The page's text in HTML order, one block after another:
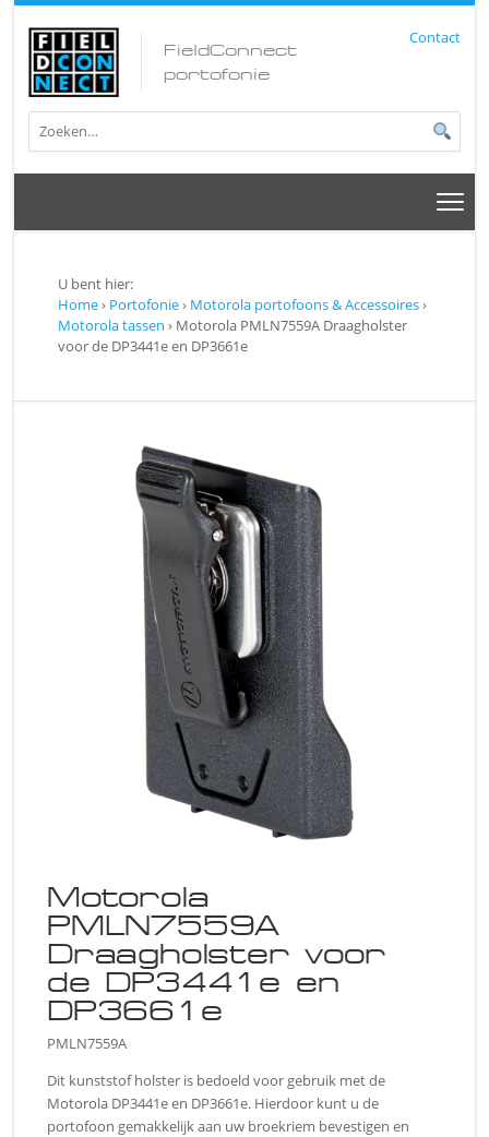
FieldConnect
portofonie
Contact
U bent hier:
Home› Portofonie› Motorola portofoons & Accessoires›
Motorola tassen › Motorola PMLN7559A Draagholster
voor de DP3441e en DP3661e
Motorola
PMLN7559A
Draagholster voor
de DP3441e en
DP3661e
PMLN7559A
Dit kunststof holster is bedoeld voor gebruik met de
Motorola DP3441e en DP3661e. Hierdoor kunt u de
portofoon gemakkelijk aan uw broekriem bevestigen en